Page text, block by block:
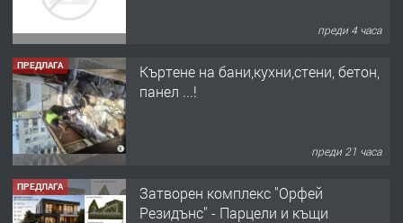
преди 4 часа
ПРЕДЛАГА
Къртене на бани,кухни,стени, бетон,
панел ...!
преди 21 часа
ПРЕДЛАГА
Затворен комплекс "Орфей
Резидънс" - Парцели и къщи